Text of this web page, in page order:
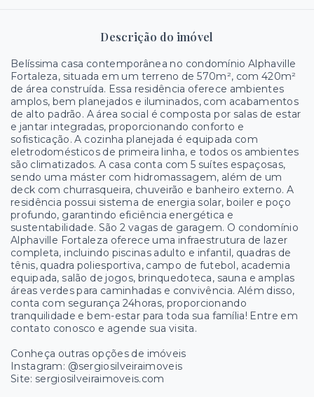
Descrição do imóvel
Belíssima casa contemporânea no condomínio Alphaville
Fortaleza, situada em um terreno de 570m², com 420m²
de área construída. Essa residência oferece ambientes
amplos, bem planejados e iluminados, com acabamentos
de alto padrão. A área social é composta por salas de estar
e jantar integradas, proporcionando conforto e
sofisticação. A cozinha planejada é equipada com
eletrodomésticos de primeira linha, e todos os ambientes
são climatizados. A casa conta com 5 suítes espaçosas,
sendo uma máster com hidromassagem, além de um
deck com churrasqueira, chuveirão e banheiro externo. A
residência possui sistema de energia solar, boiler e poço
profundo, garantindo eficiência energética e
sustentabilidade. São 2 vagas de garagem. O condomínio
Alphaville Fortaleza oferece uma infraestrutura de lazer
completa, incluindo piscinas adulto e infantil, quadras de
tênis, quadra poliesportiva, campo de futebol, academia
equipada, salão de jogos, brinquedoteca, sauna e amplas
áreas verdes para caminhadas e convivência. Além disso,
conta com segurança 24horas, proporcionando
tranquilidade e bem-estar para toda sua família! Entre em
contato conosco e agende sua visita.
Conheça outras opções de imóveis
Instagram: @sergiosilveiraimoveis
Site: sergiosilveiraimoveis.com